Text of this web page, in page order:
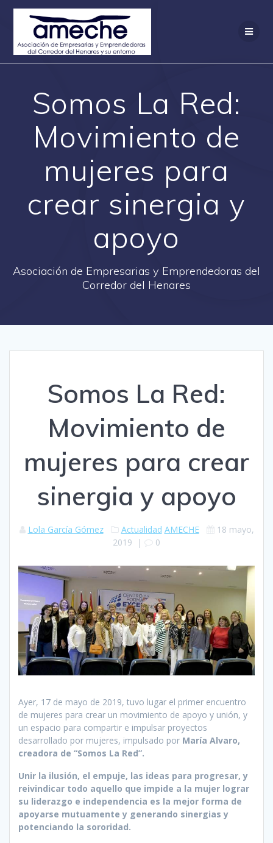
Saltar
Somos La Red:
Movimiento de
mujeres para
crear sinergia y
apoyo
Asociación de Empresarias y Emprendedoras del
Corredor del Henares
Somos La Red:
Movimiento de
mujeres para crear
sinergia y apoyo
Lola García Gómez Actualidad AMECHE
18 mayo,
2019 | 0
Ayer, 17 de mayo de 2019, tuvo lugar el primer encuentro
de mujeres para crear un movimiento de apoyo y unión, y
un espacio para compartir e impulsar proyectos
desarrollado por mujeres, impulsado por María Alvaro,
creadora de “Somos La Red”.
Unir la ilusión, el empuje, las ideas para progresar, y
reivindicar todo aquello que impide a la mujer lograr
su liderazgo e independencia es la mejor forma de
apoyarse mutuamente y generando sinergias y
potenciando la sororidad.